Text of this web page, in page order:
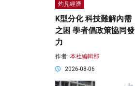
灼見經濟
K型分化 科技難解內需
之困 學者倡政策協同發
力
作者: 本社編輯部
2026-08-06